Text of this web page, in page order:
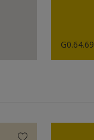
G0.64.69